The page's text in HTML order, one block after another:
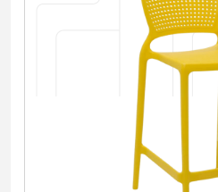
Brasília - Asa Sul
Goiânia - Jardim
Belo Horizonte - Belo